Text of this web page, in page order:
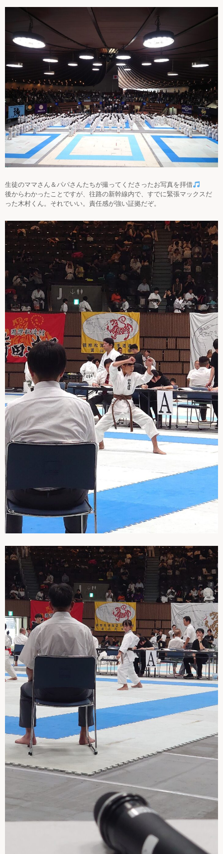
生徒のママさん＆パパさんたちが撮ってくださったお写真を拝借
後からわかったことですが、往路の新幹線内で、すでに緊張マックスだ
った木村くん。それでいい。責任感が強い証拠だぞ。